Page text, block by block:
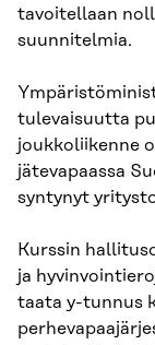
tavoitellaan
suunnitelmia.
tulevaisuutta
joukkoliikenne
jätevapaassa
syntynyt
Kurssin
ja
taata y-tunnus